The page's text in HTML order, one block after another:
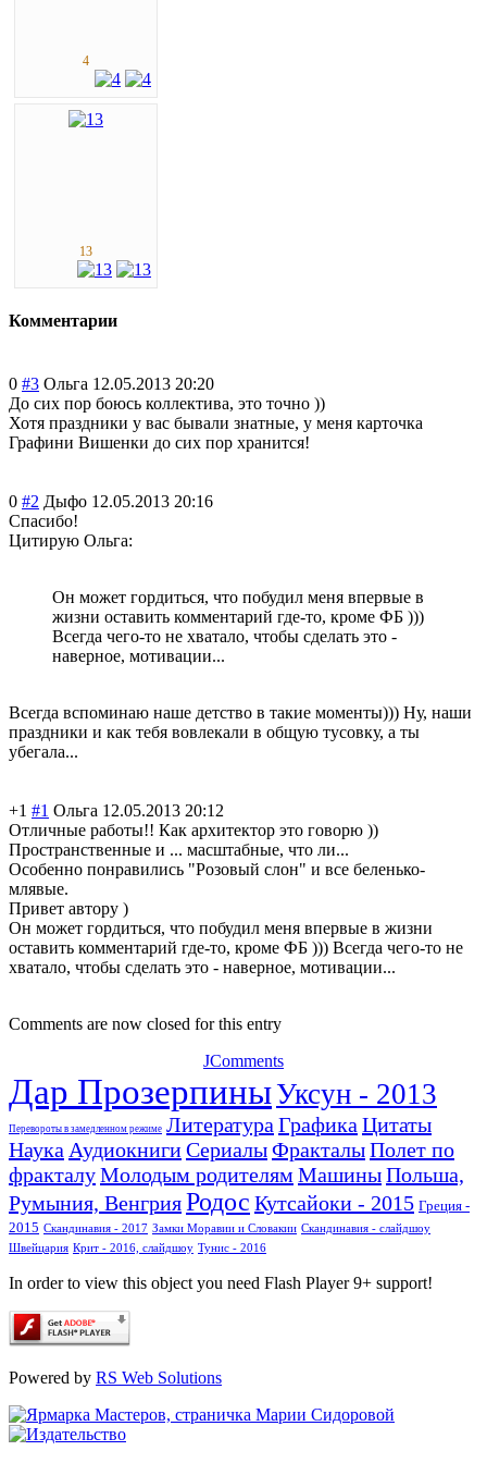
4
13
Комментарии
0 #3 Ольга 12.05.2013 20:20
До сих пор боюсь коллектива, это точно ))
Хотя праздники у вас бывали знатные, у меня карточка
Графини Вишенки до сих пор хранится!
0 #2 Дыфо 12.05.2013 20:16
Спасибо!
Цитирую Ольга:
Он может гордиться, что побудил меня впервые в
жизни оставить комментарий где-то, кроме ФБ )))
Всегда чего-то не хватало, чтобы сделать это -
наверное, мотивации...
Всегда вспоминаю наше детство в такие моменты))) Ну, наши
праздники и как тебя вовлекали в общую тусовку, а ты
убегала...
+1 #1 Ольга 12.05.2013 20:12
Отличные работы!! Как архитектор это говорю ))
Пространственные и ... масштабные, что ли...
Особенно понравились "Розовый слон" и все беленько-
млявые.
Привет автору )
Он может гордиться, что побудил меня впервые в жизни
оставить комментарий где-то, кроме ФБ ))) Всегда чего-то не
хватало, чтобы сделать это - наверное, мотивации...
Comments are now closed for this entry
JComments
Дар ПрозерпиныУксун - 2013
Перевороты в замедленном режиме Литература Графика Цитаты
Наука АудиокнигиСериалыФракталыПолет по
фракталуМолодым родителям МашиныПольша,
Румыния, ВенгрияРодос Кутсайоки - 2015 Греция -
2015 Скандинавия - 2017 Замки Моравии и Словакии Скандинавия - слайдшоу
Швейцария Крит - 2016, слайдшоу Тунис - 2016
In order to view this object you need Flash Player 9+ support!
Powered by RS Web Solutions